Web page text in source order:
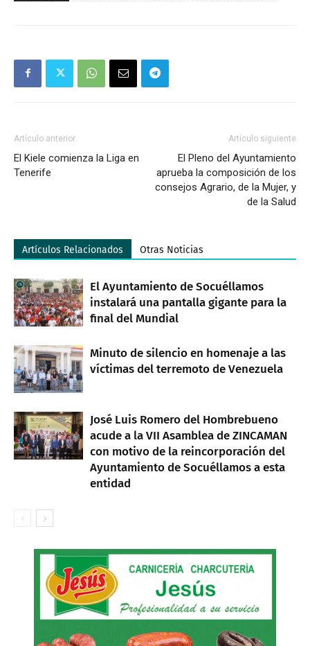
Artículo anterior
El Kiele comienza la Liga en
Tenerife
Artículo siguiente
El Pleno del Ayuntamiento
aprueba la composición de los
consejos Agrario, de la Mujer, y
de la Salud
Artículos Relacionados Otras Noticias
El Ayuntamiento de Socuéllamos
instalará una pantalla gigante para la
final del Mundial
Minuto de silencio en homenaje a las
víctimas del terremoto de Venezuela
José Luis Romero del Hombrebueno
acude a la VII Asamblea de ZINCAMAN
con motivo de la reincorporación del
Ayuntamiento de Socuéllamos a esta
entidad